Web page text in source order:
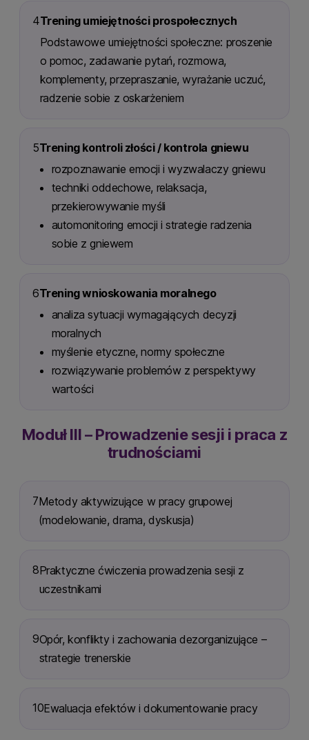
4Trening umiejętności prospołecznych
Podstawowe umiejętności społeczne: proszenie
o pomoc, zadawanie pytań, rozmowa,
komplementy, przepraszanie, wyrażanie uczuć,
radzenie sobie z oskarżeniem
5Trening kontroli złości / kontrola gniewu
rozpoznawanie emocji i wyzwalaczy gniewu
techniki oddechowe, relaksacja,
przekierowywanie myśli
automonitoring emocji i strategie radzenia
sobie z gniewem
6Trening wnioskowania moralnego
analiza sytuacji wymagających decyzji
moralnych
myślenie etyczne, normy społeczne
rozwiązywanie problemów z perspektywy
wartości
Moduł III – Prowadzenie sesji i praca z
trudnościami
7Metody aktywizujące w pracy grupowej
(modelowanie, drama, dyskusja)
8Praktyczne ćwiczenia prowadzenia sesji z
uczestnikami
9Opór, konflikty i zachowania dezorganizujące –
strategie trenerskie
10Ewaluacja efektów i dokumentowanie pracy